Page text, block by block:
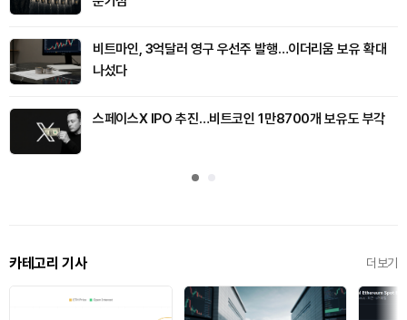
비트마인, 3억달러 영구 우선주 발행…이더리움 보유 확대
나섰다
스페이스X IPO 추진…비트코인 1만8700개 보유도 부각
카테고리 기사 더보기